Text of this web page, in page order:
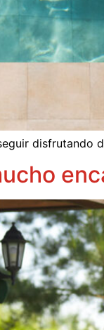
disfrutando